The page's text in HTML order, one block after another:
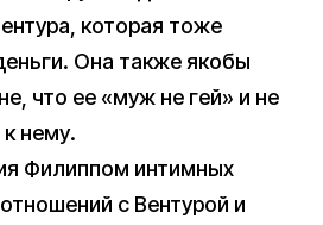
которая тоже
Она также якобы
что ее «муж не гей» и не
к нему.
Филиппом интимных
c Вентурой и